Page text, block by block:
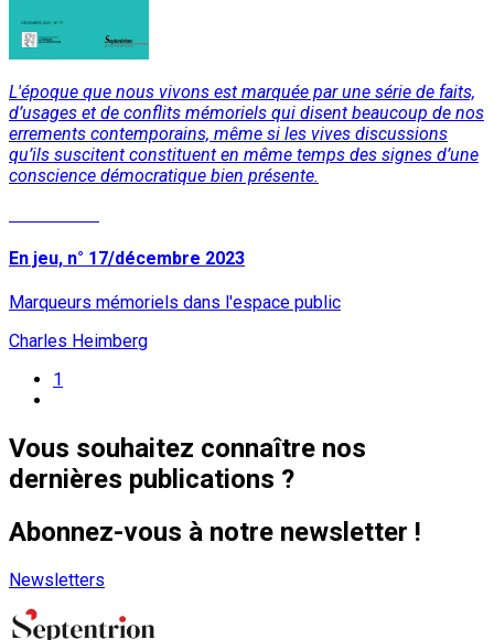
L'époque que nous vivons est marquée par une série de faits,
d’usages et de conflits mémoriels qui disent beaucoup de nos
errements contemporains, même si les vives discussions
qu’ils suscitent constituent en même temps des signes d’une
conscience démocratique bien présente.
En jeu, n° 17/décembre 2023
Marqueurs mémoriels dans l'espace public
Charles Heimberg
1
Vous souhaitez connaître nos
dernières publications ?
Abonnez-vous à notre newsletter !
Newsletters